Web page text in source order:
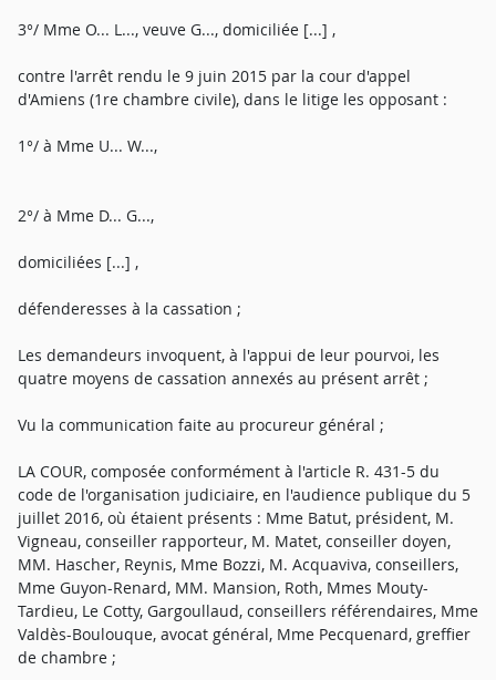
3°/ Mme O... L..., veuve G..., domiciliée [...] ,
contre l'arrêt rendu le 9 juin 2015 par la cour d'appel
d'Amiens (1re chambre civile), dans le litige les opposant :
1°/ à Mme U... W...,
2°/ à Mme D... G...,
domiciliées [...] ,
défenderesses à la cassation ;
Les demandeurs invoquent, à l'appui de leur pourvoi, les
quatre moyens de cassation annexés au présent arrêt ;
Vu la communication faite au procureur général ;
LA COUR, composée conformément à l'article R. 431-5 du
code de l'organisation judiciaire, en l'audience publique du 5
juillet 2016, où étaient présents : Mme Batut, président, M.
Vigneau, conseiller rapporteur, M. Matet, conseiller doyen,
MM. Hascher, Reynis, Mme Bozzi, M. Acquaviva, conseillers,
Mme Guyon-Renard, MM. Mansion, Roth, Mmes Mouty-
Tardieu, Le Cotty, Gargoullaud, conseillers référendaires, Mme
Valdès-Boulouque, avocat général, Mme Pecquenard, greffier
de chambre ;